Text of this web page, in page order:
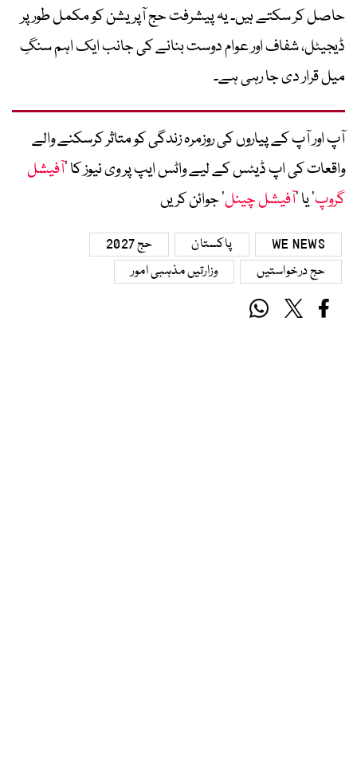
حاصل کر سکتے ہیں۔ یہ پیشرفت حج آپریشن کو مکمل طور پر
ڈیجیٹل، شفاف اور عوام دوست بنانے کی جانب ایک اہم سنگِ
میل قرار دی جا رہی ہے۔
آپ اور آپ کے پیاروں کی روزمرہ زندگی کو متاثر کرسکنے والے
واقعات کی اپ ڈیٹس کے لیے واٹس ایپ پر وی نیوز کا ’آفیشل
گروپ‘ یا ’آفیشل چینل‘ جوائن کریں
WE NEWS پاکستان
حج 2027
حج درخواستیں
وزارتیں مذہبی امور